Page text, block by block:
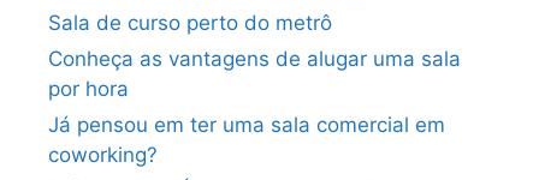
Sala de curso perto do metrô
Conheça as vantagens de alugar uma sala
por hora
Já pensou em ter uma sala comercial em
coworking?